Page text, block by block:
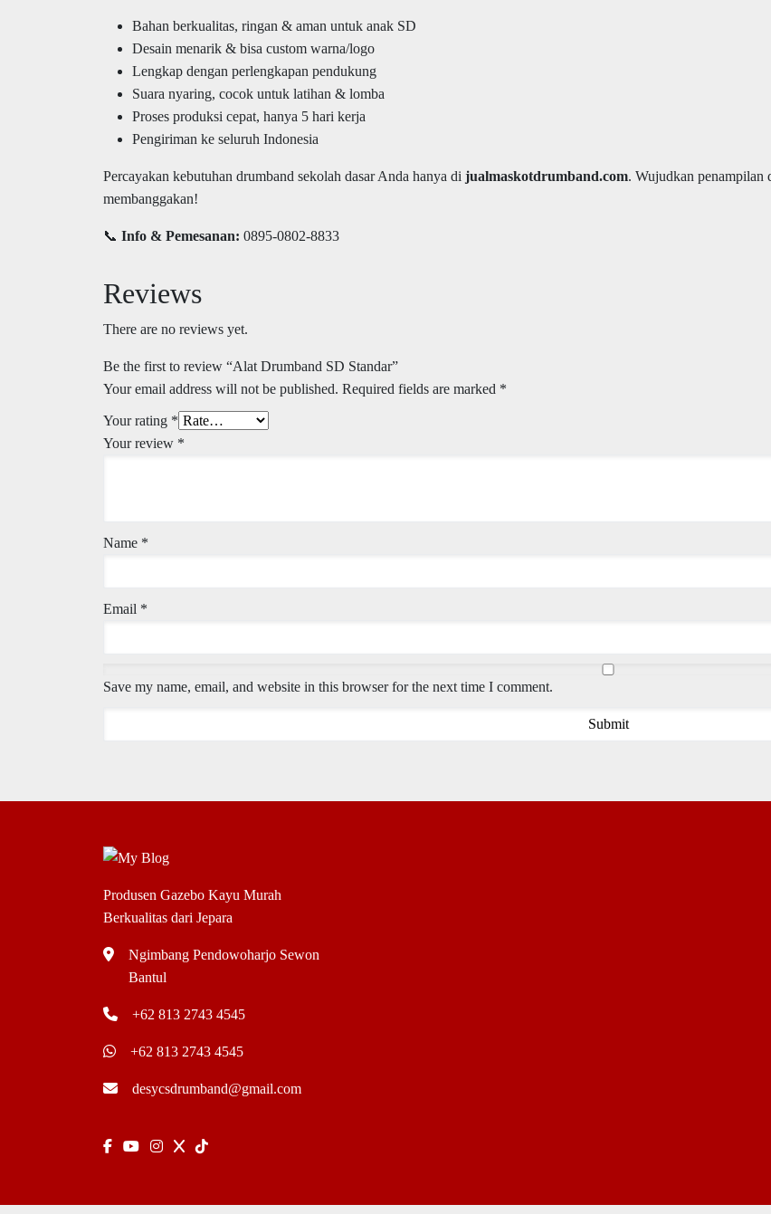
Bahan berkualitas, ringan & aman untuk anak SD
Desain menarik & bisa custom warna/logo
Lengkap dengan perlengkapan pendukung
Suara nyaring, cocok untuk latihan & lomba
Proses produksi cepat, hanya 5 hari kerja
Pengiriman ke seluruh Indonesia
Percayakan kebutuhan drumband sekolah dasar Anda hanya di jualmaskotdrumband.com. Wujudkan penampilan
membanggakan!
📞 Info & Pemesanan: 0895-0802-8833
Reviews
There are no reviews yet.
Be the first to review “Alat Drumband SD Standar”
Your email address will not be published. Required fields are marked *
Your rating *
Your review *
Name *
Email *
Save my name, email, and website in this browser for the next time I comment.
Produsen Gazebo Kayu Murah
Berkualitas dari Jepara
Ngimbang Pendowoharjo Sewon
Bantul
+62 813 2743 4545
+62 813 2743 4545
desycsdrumband@gmail.com